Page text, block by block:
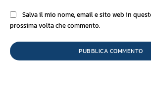
Salva il mio nome, email e sito web in
prossima volta che commento.